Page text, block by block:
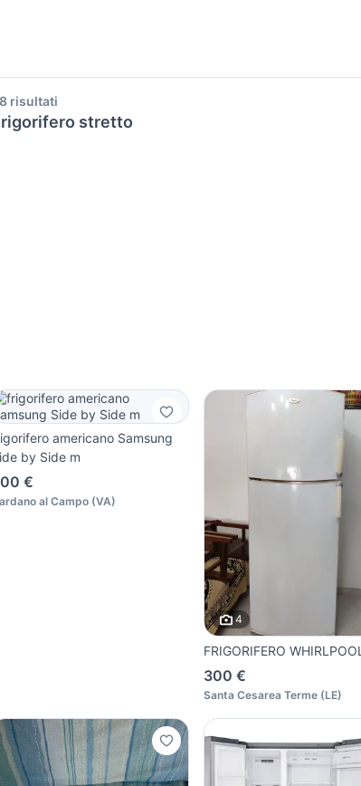
risultati
stretto
americano Samsung
by Side m
€
al Campo (VA)
4
FRIGORIFERO WHIRLPOOL
300 €
Santa Cesarea Terme(LE)